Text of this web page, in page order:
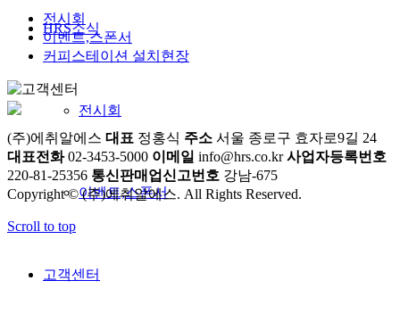
HRS소식
전시회
이벤트,스폰서
고객센터
전시회
이벤트,스폰서
커피스테이션 설치현장
(주)에취알에스 대표 정홍식 주소 서울 종로구 효자로9길 24
대표전화02-3453-5000 이메일 info@hrs.co.kr 사업자등록번호
220-81-25356 통신판매업신고번호 강남-675
Copyright © (주)에취알에스. All Rights Reserved.
Scroll to top